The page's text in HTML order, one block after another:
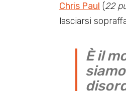
Chris Paul (22
lasciarsi
È il